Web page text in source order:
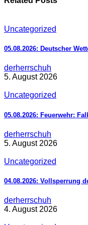
Uncategorized
05.08.2026: Deutscher
derherrschuh
5. August 2026
Uncategorized
05.08.2026: Feuerwehr:
derherrschuh
5. August 2026
Uncategorized
04.08.2026: Vollsperrung
derherrschuh
4. August 2026